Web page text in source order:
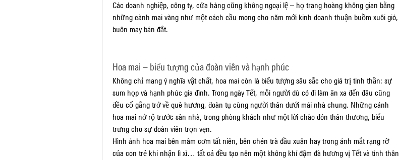
Các doanh nghiệp, công ty, cửa hàng cũng không ngoại lệ – họ trang hoàng không gian bằng
những cành mai vàng như một cách cầu mong cho năm mới kinh doanh thuận buồm xuôi gió,
buôn may bán đắt.
Hoa mai – biểu tượng của đoàn viên và hạnh phúc
Không chỉ mang ý nghĩa vật chất, hoa mai còn là biểu tượng sâu sắc cho giá trị tinh thần: sự
sum họp và hạnh phúc gia đình. Trong ngày Tết, mỗi người dù có đi làm ăn xa đến đâu cũng
đều cố gắng trở về quê hương, đoàn tụ cùng người thân dưới mái nhà chung. Những cánh
hoa mai nở rộ trước sân nhà, trong phòng khách như một lời chào đón thân thương, biểu
trưng cho sự đoàn viên trọn vẹn.
Hình ảnh hoa mai bên mâm cơm tất niên, bên chén trà đầu xuân hay trong ánh mắt rạng rỡ
của con trẻ khi nhận lì xì… tất cả đều tạo nên một không khí đậm đà hương vị Tết và tình thân